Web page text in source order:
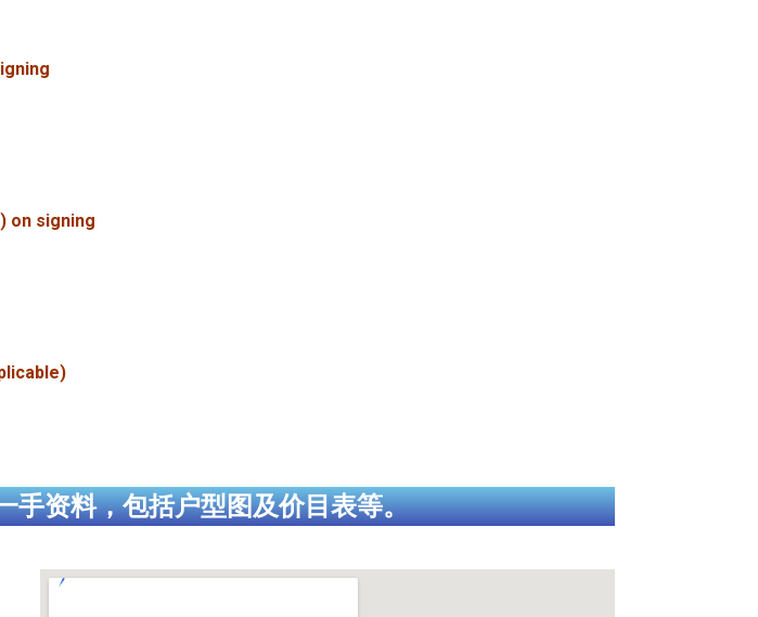
on signing
手资料，包括户型图及价目表等。